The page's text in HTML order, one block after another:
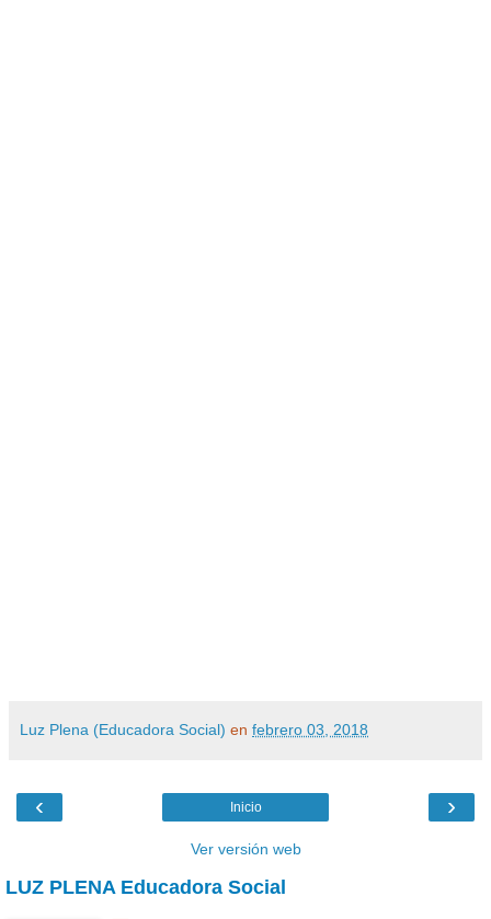
Luz Plena (Educadora Social) en febrero 03, 2018
‹ ›
Inicio
Ver versión web
LUZ PLENA Educadora Social